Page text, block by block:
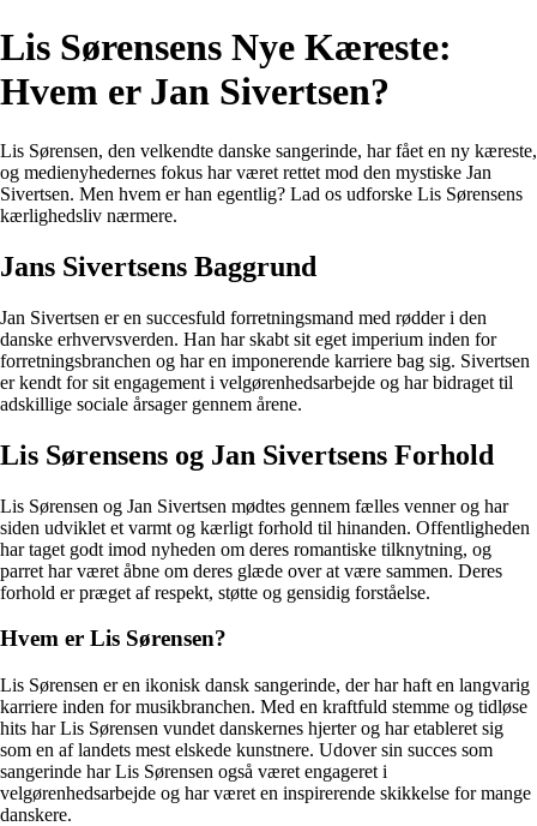
Lis Sørensens Nye Kæreste:
Hvem er Jan Sivertsen?
Lis Sørensen, den velkendte danske sangerinde, har fået en ny kæreste,
og medienyhedernes fokus har været rettet mod den mystiske Jan
Sivertsen. Men hvem er han egentlig? Lad os udforske Lis Sørensens
kærlighedsliv nærmere.
Jans Sivertsens Baggrund
Jan Sivertsen er en succesfuld forretningsmand med rødder i den
danske erhvervsverden. Han har skabt sit eget imperium inden for
forretningsbranchen og har en imponerende karriere bag sig. Sivertsen
er kendt for sit engagement i velgørenhedsarbejde og har bidraget til
adskillige sociale årsager gennem årene.
Lis Sørensens og Jan Sivertsens Forhold
Lis Sørensen og Jan Sivertsen mødtes gennem fælles venner og har
siden udviklet et varmt og kærligt forhold til hinanden. Offentligheden
har taget godt imod nyheden om deres romantiske tilknytning, og
parret har været åbne om deres glæde over at være sammen. Deres
forhold er præget af respekt, støtte og gensidig forståelse.
Hvem er Lis Sørensen?
Lis Sørensen er en ikonisk dansk sangerinde, der har haft en langvarig
karriere inden for musikbranchen. Med en kraftfuld stemme og tidløse
hits har Lis Sørensen vundet danskernes hjerter og har etableret sig
som en af landets mest elskede kunstnere. Udover sin succes som
sangerinde har Lis Sørensen også været engageret i
velgørenhedsarbejde og har været en inspirerende skikkelse for mange
danskere.